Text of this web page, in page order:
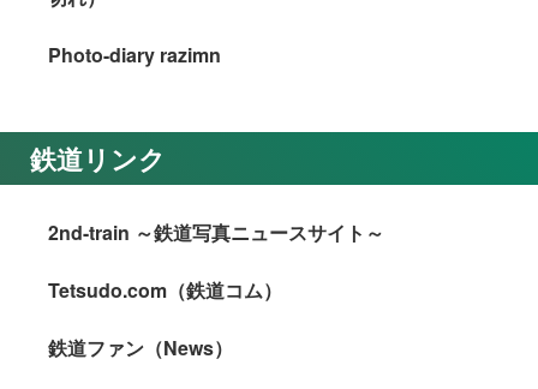
Photo-diary razimn
鉄道リンク
2nd-train ～鉄道写真ニュースサイト～
Tetsudo.com（鉄道コム）
鉄道ファン（News）